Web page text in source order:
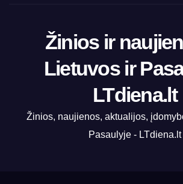
Žinios ir
Lietuvos ir
LTdiena.lt
Žinios, naujienos, aktualijos,
Pasaulyje - LTdiena.lt